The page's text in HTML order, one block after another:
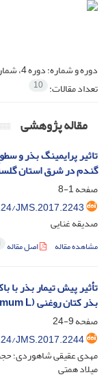
دوره و شماره:دوره 4، شماره 1، خرداد 1396، صفحه 1-120
تعداد مقالات: 10
مقاله پژوهشی
تاثیر پرایمینگ بذر و
گندم در شرق استان
صفحه1-8
JMS.2017.2243
صدیقه غنایی
مشاهده مقاله اصل مقاله
تأثیر پیش تیمار بذر
بذر کتان روغنی (Linum usitatisimum L) تحت تنش شوری
صفحه9-24
JMS.2017.2244
مهدی عقیقی شاهوردی؛
میلاد همتی